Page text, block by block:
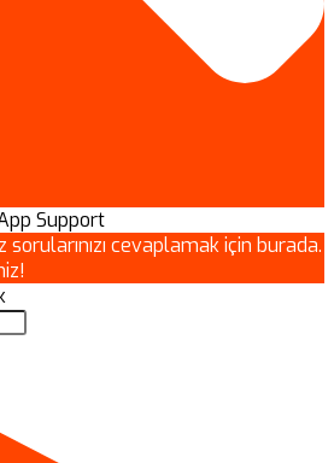
cevaplamak için burada.